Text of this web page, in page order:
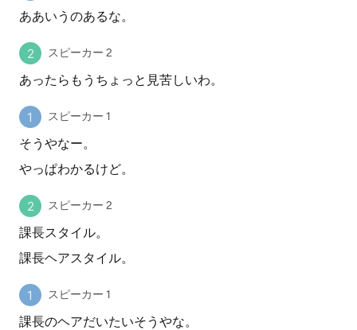
ああいうのあるな。
スピーカー 2
あったらもうちょっと見苦しいわ。
スピーカー 1
そうやなー。
やっぱわかるけど。
スピーカー 2
課長スタイル。
課長ヘアスタイル。
スピーカー 1
課長のヘアだいたいそうやな。